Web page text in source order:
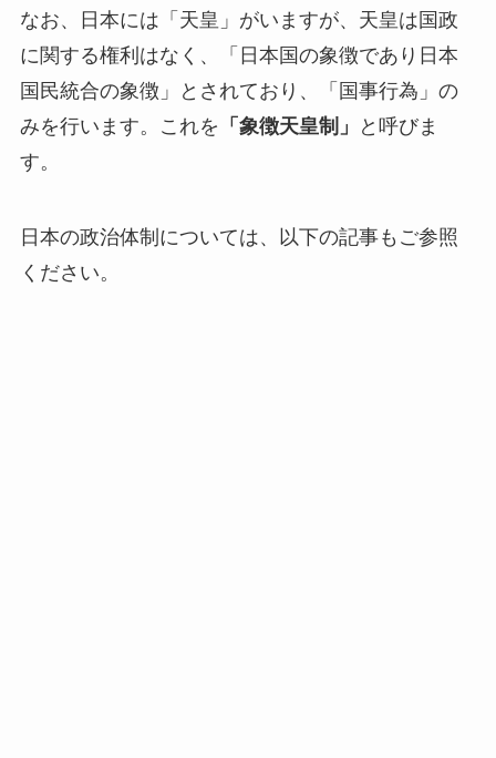
なお、日本には「天皇」がいますが、天皇は国政
に関する権利はなく、「日本国の象徴であり日本
国民統合の象徴」とされており、「国事行為」の
みを行います。これを 「象徴天皇制」
と呼びま
す。
日本の政治体制については、以下の記事もご参照
ください。